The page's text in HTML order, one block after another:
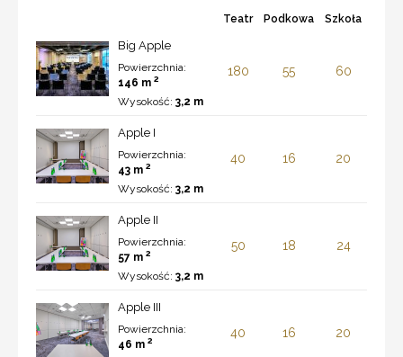
Teatr Podkowa Szkoła
Big Apple
Powierzchnia:
146 m 2
Wysokość: 3,2 m
180 55 60
Apple I
Powierzchnia:
43 m 2
Wysokość: 3,2 m
40 16 20
Apple II
Powierzchnia:
57 m 2
Wysokość: 3,2 m
50 18 24
Apple III
Powierzchnia:
46 m 2
40 16 20